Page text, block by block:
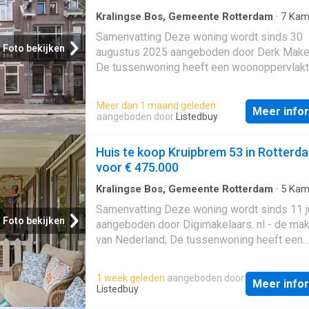
Foto bekijken
Kralingse Bos, Gemeente Rotterdam · 7
Samenvatting Deze woning wordt sinds 30
augustus 2025 aangeboden door Derk
De tussenwoning heeft een
slaapkamers; De woning is gebouwd In
in de buurt Wilhelminapark en omgeving in
De woning beschikt onder andere over de
Mechanische ventilatie, Dakterras, Douche,
Bergruimte, Toilet. Beschrijving
Meer dan 1 maand geleden
aangeboden door Listedbuy Meer
Foto bekijken
Huis te koop Kruipbrem 53 in
voor € 475.000
Kralingse Bos, Gemeente Rotterdam · 5
Samenvatting Deze woning wordt sinds 11
aangeboden door Digimakelaars. nl - de
van Nederland; De tussenwoning heeft een
kamers, waarvan 4 slaapkamers; De
gebouwd In 1973 en ligt in de buurt
Rotterdam; De woning beschikt onder
1 week geleden aangeboden door
Listedbuy
Meer